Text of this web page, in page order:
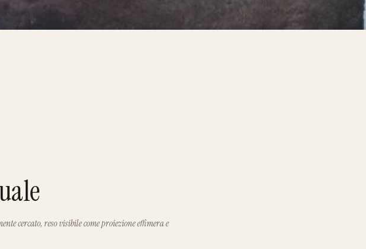
cercato, reso visibile come proiezione effimera e